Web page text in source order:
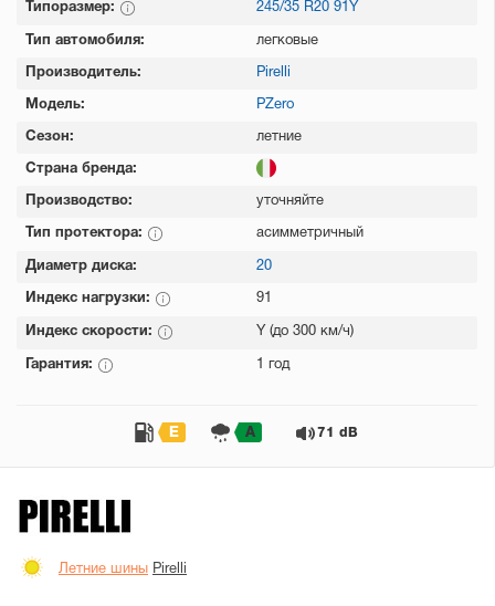
Типоразмер: 245/35 R20 91Y
Тип автомобиля: легковые
Производитель: Pirelli
Модель: PZero
Сезон: летние
Страна бренда:
Производство: уточняйте
Тип протектора: асимметричный
Диаметр диска: 20
Индекс нагрузки: 91
Индекс скорости: Y (до 300 км/ч)
Гарантия: 1 год
E A 71 dB
Летние шины Pirelli